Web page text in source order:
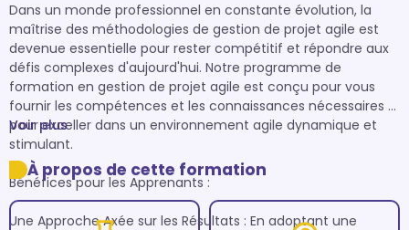
Dans un monde professionnel en constante évolution, la
maîtrise des méthodologies de gestion de projet agile est
devenue essentielle pour rester compétitif et répondre aux
défis complexes d'aujourd'hui. Notre programme de
formation en gestion de projet agile est conçu pour vous
fournir les compétences et les connaissances nécessaires
pour exceller dans un environnement agile dynamique et
stimulant.
Bénéfices pour les Apprenants :
Une Approche Axée sur les Résultats : En adoptant une
Voir plus
À propos de cette formation